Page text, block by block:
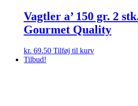
Vagtler a’ 150 gr. 2
Gourmet Quality
kr. 69.50 Tilføj til kurv
Tilbud!